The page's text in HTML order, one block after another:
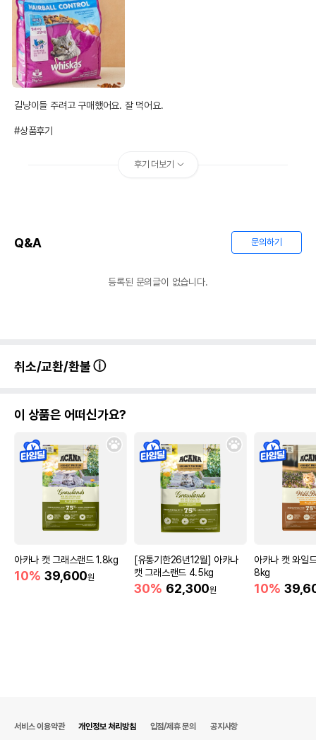
길냥이들 주려고 구매했어요. 잘 먹어요.
#상품후기
후기 더보기
Q&A 문의하기
등록된 문의글이 없습니다.
취소/교환/환불
이 상품은 어떠신가요?
아카나 캣 그래스랜드 1.8kg
10% 39,600원
[유통기한26년12월] 아카나
캣 그래스랜드 4.5kg
30% 62,300원
아카나 캣 와일
8kg
10%
서비스 이용약관 개인정보 처리방침 입점/제휴 문의 공지사항